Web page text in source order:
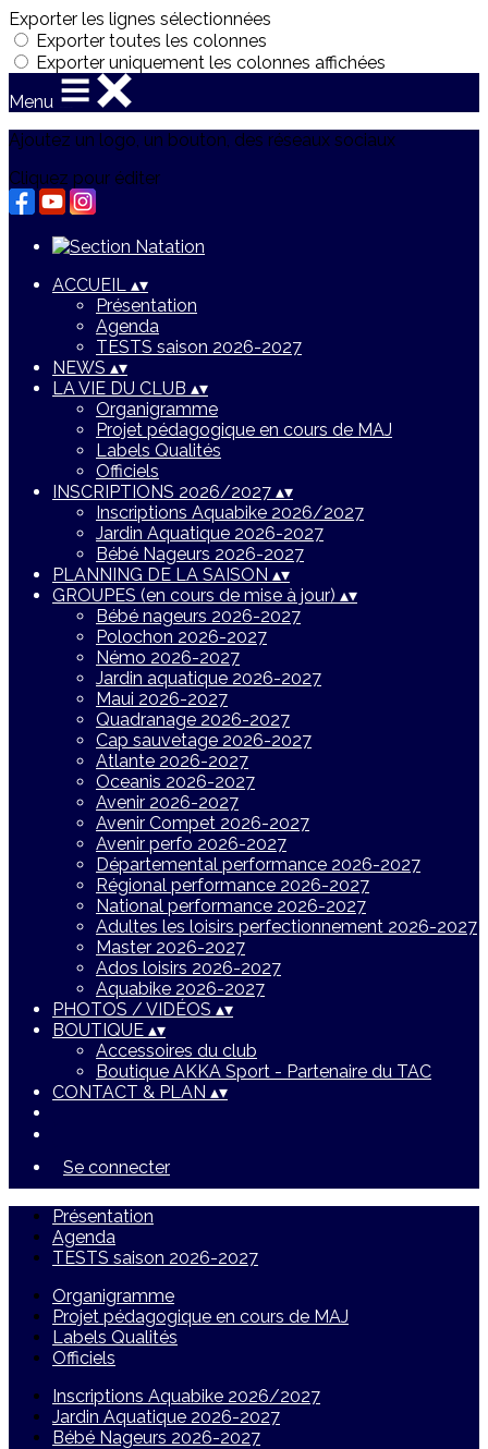
Exporter les lignes sélectionnées
Exporter toutes les colonnes
Exporter uniquement les colonnes affichées
Menu
Ajoutez un logo, un bouton, des réseaux sociaux
Cliquez pour éditer
ACCUEIL ▴▾
Présentation
Agenda
TESTS saison 2026-2027
NEWS ▴▾
LA VIE DU CLUB ▴▾
Organigramme
Projet pédagogique en cours de MAJ
Labels Qualités
Officiels
INSCRIPTIONS 2026/2027 ▴▾
Inscriptions Aquabike 2026/2027
Jardin Aquatique 2026-2027
Bébé Nageurs 2026-2027
PLANNING DE LA SAISON ▴▾
GROUPES (en cours de mise à jour) ▴▾
Bébé nageurs 2026-2027
Polochon 2026-2027
Némo 2026-2027
Jardin aquatique 2026-2027
Maui 2026-2027
Quadranage 2026-2027
Cap sauvetage 2026-2027
Atlante 2026-2027
Oceanis 2026-2027
Avenir 2026-2027
Avenir Compet 2026-2027
Avenir perfo 2026-2027
Départemental performance 2026-2027
Régional performance 2026-2027
National performance 2026-2027
Adultes les loisirs perfectionnement 2026-2027
Master 2026-2027
Ados loisirs 2026-2027
Aquabike 2026-2027
PHOTOS / VIDÉOS ▴▾
BOUTIQUE ▴▾
Accessoires du club
Boutique AKKA Sport - Partenaire du TAC
CONTACT & PLAN ▴▾
Se connecter
Présentation
Agenda
TESTS saison 2026-2027
Organigramme
Projet pédagogique en cours de MAJ
Labels Qualités
Officiels
Inscriptions Aquabike 2026/2027
Jardin Aquatique 2026-2027
Bébé Nageurs 2026-2027